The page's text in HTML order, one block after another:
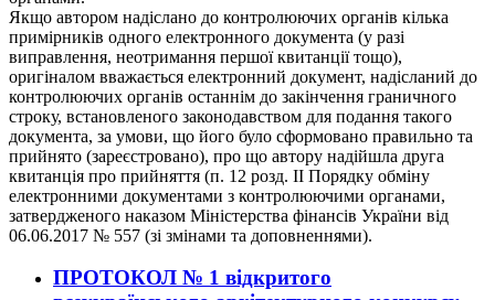
Якщо автором надіслано до контролюючих органів кілька
примірників одного електронного документа (у разі
виправлення, неотримання першої квитанції тощо),
оригіналом вважається електронний документ, надісланий до
контролюючих органів останнім до закінчення граничного
строку, встановленого законодавством для подання такого
документа, за умови, що його було сформовано правильно та
прийнято (зареєстровано), про що автору надійшла друга
квитанція про прийняття (п. 12 розд. ІІ Порядку обміну
електронними документами з контролюючими органами,
затвердженого наказом Міністерства фінансів України від
06.06.2017 № 557 (зі змінами та доповненнями).
ПРОТОКОЛ № 1 відкритого